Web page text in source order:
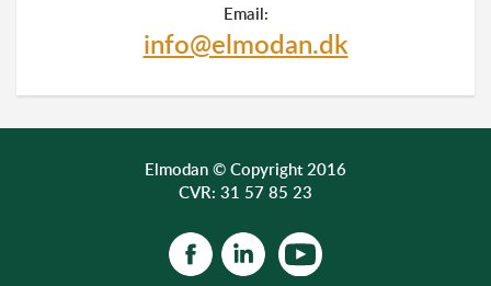
Email:
info@elmodan.dk
Elmodan © Copyright 2016
CVR: 31 57 85 23